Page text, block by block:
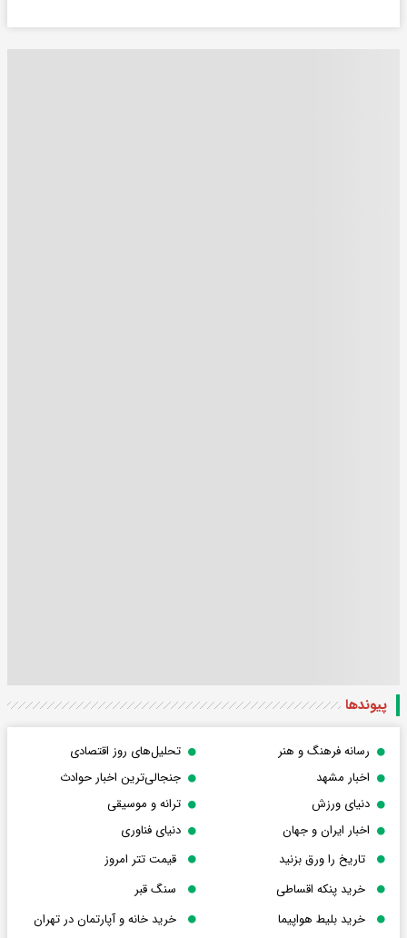
پیوندها
رسانه فرهنگ و هنر
تحلیل‌های روز اقتصادی
اخبار مشهد
جنجالی‌ترین اخبار حوادث
دنیای ورزش
ترانه و موسیقی
اخبار ایران و جهان
دنیای فناوری
تاریخ را ورق بزنید
قیمت تتر امروز
خرید پنکه اقساطی
سنگ قبر
خرید بلیط هواپیما
خرید خانه و آپارتمان در تهران